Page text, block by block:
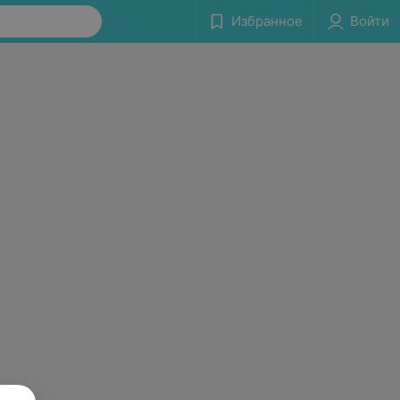
Избранное Войти